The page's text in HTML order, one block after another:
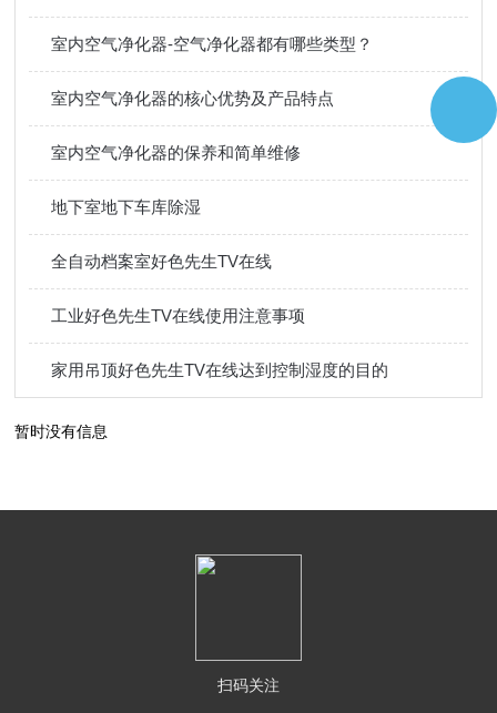
室内空气净化器-空气净化器都有哪些类型？
室内空气净化器的核心优势及产品特点
室内空气净化器的保养和简单维修
地下室地下车库除湿
全自动档案室好色先生TV在线
工业好色先生TV在线使用注意事项
家用吊顶好色先生TV在线达到控制湿度的目的
暂时没有信息
扫码关注